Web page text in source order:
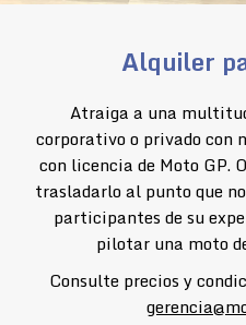
Alquiler
Atraiga a una
corporativo o privado con
con licencia de Moto GP.
trasladarlo al punto que
participantes de su
pilotar una moto
Consulte precios y